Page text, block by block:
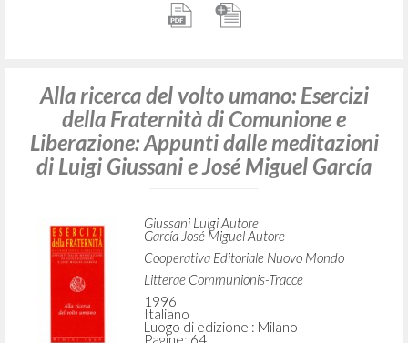
Alla ricerca del volto umano: Esercizi
della Fraternità di Comunione e
Liberazione: Appunti dalle meditazioni
di Luigi Giussani e José Miguel García
Giussani Luigi Autore
García José Miguel Autore
Cooperativa Editoriale Nuovo Mondo
Litterae Communionis-Tracce
1996
Italiano
Luogo di edizione : Milano